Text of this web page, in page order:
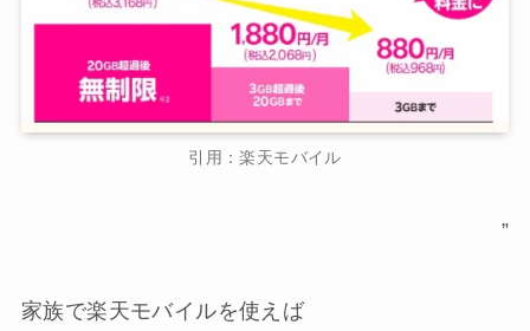
引用：楽天モバイル
”
家族で楽天モバイルを使えば